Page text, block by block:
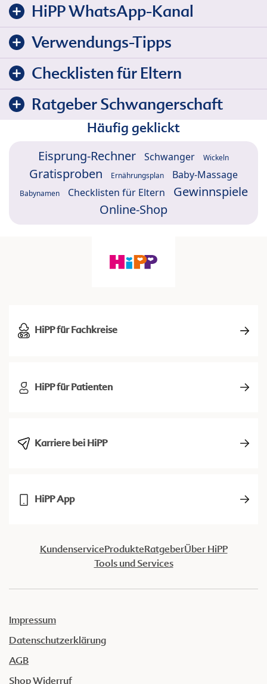
HiPP WhatsApp-Kanal
Verwendungs-Tipps
Checklisten für Eltern
Ratgeber Schwangerschaft
Häufig geklickt
Eisprung-Rechner Schwanger Wickeln
Gratisproben Ernährungsplan Baby-Massage
Babynamen Checklisten für Eltern
Gewinnspiele
Online-Shop
HiPP für Fachkreise
HiPP für Patienten
Karriere bei HiPP
HiPP App
KundenserviceProdukteRatgeberÜber HiPP
Tools und Services
Impressum
Datenschutzerklärung
AGB
Shop Widerruf